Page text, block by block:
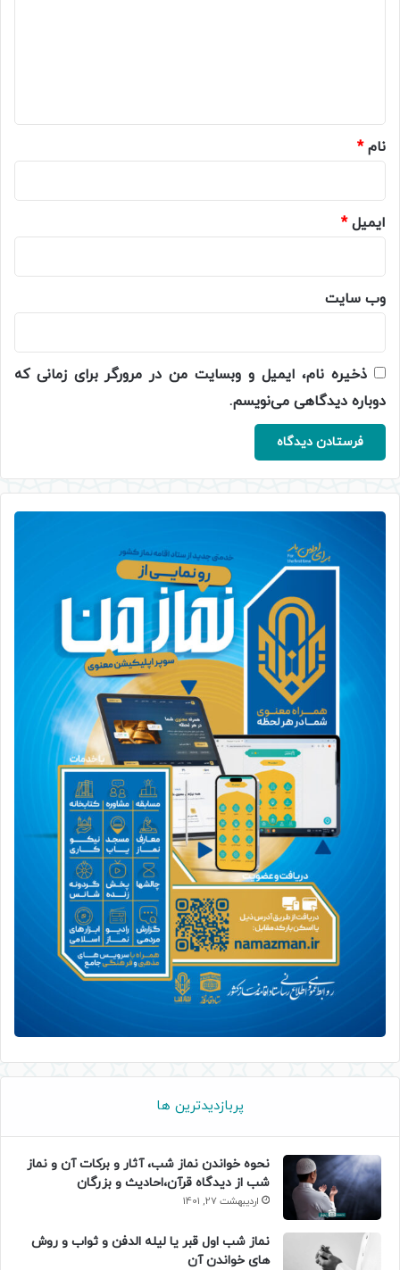
نام*
ایمیل*
وب‌ سایت
ذخیره نام، ایمیل و وبسایت من در مرورگر برای زمانی که
دوباره دیدگاهی می‌نویسم.
پربازدیدترین ها
نحوه خواندن نماز شب، آثار و برکات آن و نماز
شب از دیدگاه قرآن،احادیث و بزرگان
اردیبهشت 27, 1401
نماز شب اول قبر یا لیله الدفن و ثواب و روش
های خواندن آن